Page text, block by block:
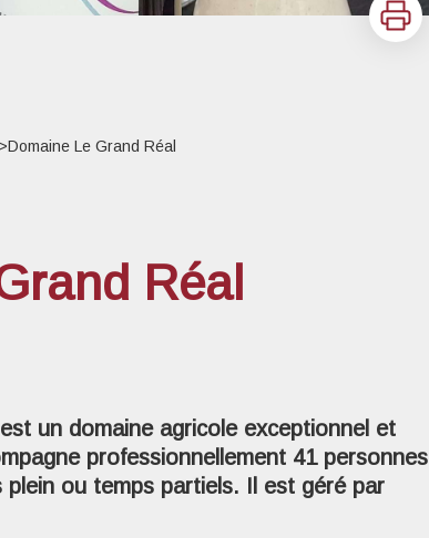
>Domaine Le Grand Réal
Réal
un domaine agricole exceptionnel et
professionnellement 41 personnes
plein ou temps partiels. Il est géré par